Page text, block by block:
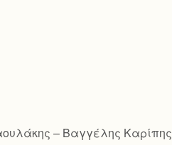
– Βαγγέλης Καρίπης